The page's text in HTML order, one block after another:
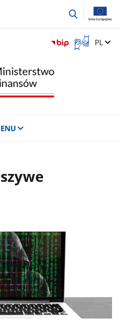
przejdź
Otwórz
okno
Zmień
PL